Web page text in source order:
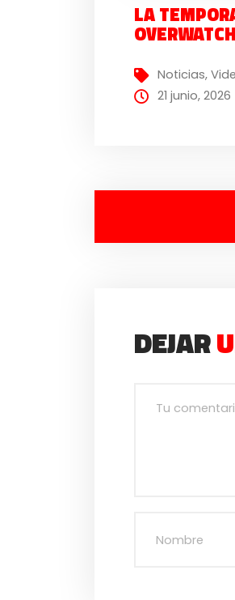
LA
OVERWATCH
Noticias,
21 junio, 2026
DEJAR